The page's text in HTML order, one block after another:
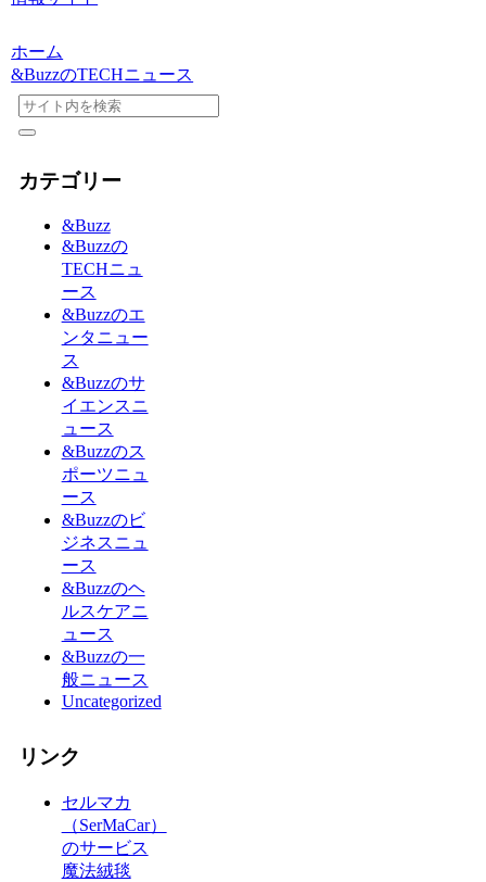
ホーム
&BuzzのTECHニュース
カテゴリー
&Buzz
&Buzzの
TECHニュ
ース
&Buzzのエ
ンタニュー
ス
&Buzzのサ
イエンスニ
ュース
&Buzzのス
ポーツニュ
ース
&Buzzのビ
ジネスニュ
ース
&Buzzのヘ
ルスケアニ
ュース
&Buzzの一
般ニュース
Uncategorized
リンク
セルマカ
（SerMaCar）
のサービス
魔法絨毯